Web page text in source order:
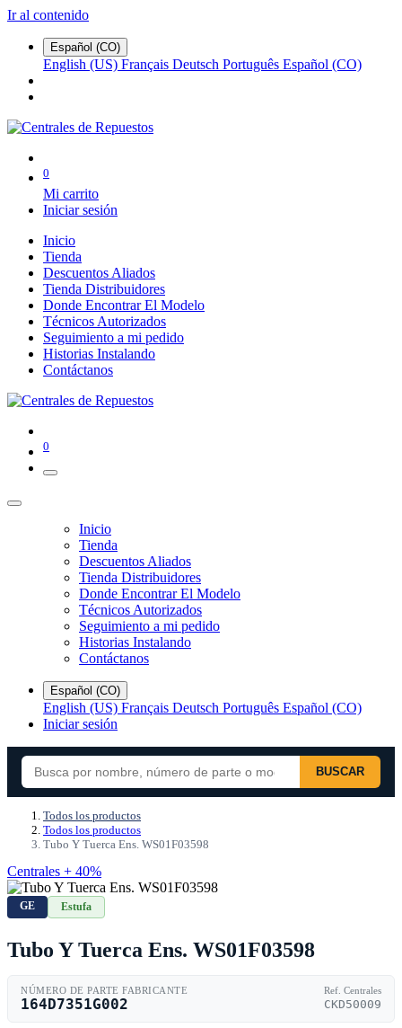
Ir al contenido
Español (CO)
English (US) Français Deutsch Português Español (CO)
0
Mi carrito
Iniciar sesión
Inicio
Tienda
Descuentos Aliados
Tienda Distribuidores
Donde Encontrar El Modelo
Técnicos Autorizados
Seguimiento a mi pedido
Historias Instalando
Contáctanos
0
Inicio
Tienda
Descuentos Aliados
Tienda Distribuidores
Donde Encontrar El Modelo
Técnicos Autorizados
Seguimiento a mi pedido
Historias Instalando
Contáctanos
Español (CO)
English (US) Français Deutsch Português Español (CO)
Iniciar sesión
BUSCAR
Todos los productos
Todos los productos
Tubo Y Tuerca Ens. WS01F03598
Centrales + 40%
GE Estufa
Tubo Y Tuerca Ens. WS01F03598
NÚMERO DE PARTE FABRICANTE
164D7351G002
Ref. Centrales
CKD50009